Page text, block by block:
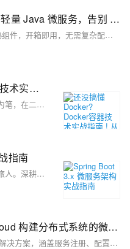
从零学 Dropwizard：手把手搭轻量 Java 微服务，告别 Spring 臃肿
Dropwizard 整合 Jetty、Jersey 等成熟组件，开箱即用，无需复杂配置。轻量高效，启动快，资源占用少，内置监控、健康检查与安全防护，搭配 Docker 部署便捷，是构建生产级 Java 微服务的极简利器。
还没搞懂Docker? Docker容器技术实战指南 ! 从入门到企业级应用 !
蒋星熠Jaxonic，技术探索者，以代码为笔，在二进制星河中书写极客诗篇。专注Docker与容器化实践，分享从入门到企业级应用的深度经验，助力开发者乘风破浪，驶向云原生新世界。
指南
🌟蒋星熠Jaxonic，技术宇宙中的星际旅人。深耕Spring Boot 3.x与微服务架构，探索云原生、性能优化与高可用系统设计。以代码为笔，在二进制星河中谱写极客诗篇。关注我，共赴技术星辰大海！（238字）
《深入理解Spring》Spring Cloud 构建分布式系统的微服务全家桶
Spring Cloud为微服务架构提供一站式解决方案，涵盖服务注册、配置管理、负载均衡、熔断限流等核心功能，助力开发者构建高可用、易扩展的分布式系统，并持续向云原生演进。